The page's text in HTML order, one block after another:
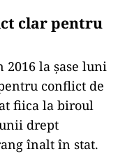
clar pentru
2016 la șase luni
conflict de
fiica la biroul
drept
înalt în stat.